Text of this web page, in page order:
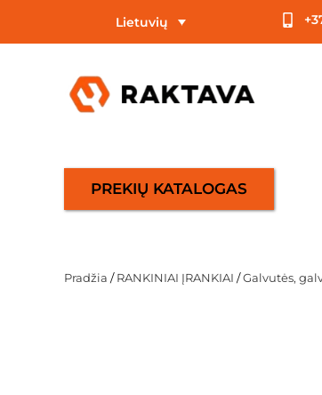
Lietuvių
PREKIŲ KATALOGAS
Pradžia /RANKINIAI ĮRANKIAI /Galvutės,